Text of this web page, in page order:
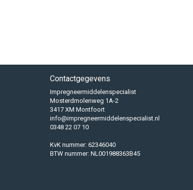
Contactgegevens
Impregneermiddelenspecialist
Mosterdmolenweg 1A-2
3417 XM Montfoort
info@impregneermiddelenspecialist.nl
0348 22 07 10
KvK nummer: 62346040
BTW nummer: NL001988363B45